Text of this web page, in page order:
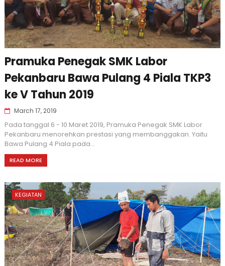
Pramuka Penegak SMK Labor
Pekanbaru Bawa Pulang 4 Piala TKP3
ke V Tahun 2019
March 17, 2019
Pada tanggal 6 - 10 Maret 2019, Pramuka Penegak SMK Labor
Pekanbaru menorehkan prestasi yang membanggakan. Yaitu
Bawa Pulang 4 Piala pada...
READ MORE
KEGIATAN